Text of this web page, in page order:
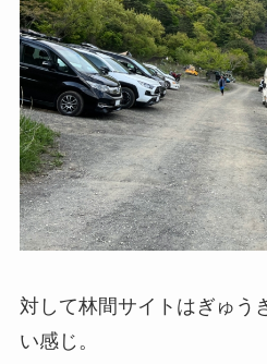
対して林間サイトはぎゅう
い感じ。